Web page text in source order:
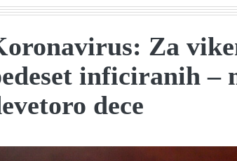
Za
inficiranih –
dece